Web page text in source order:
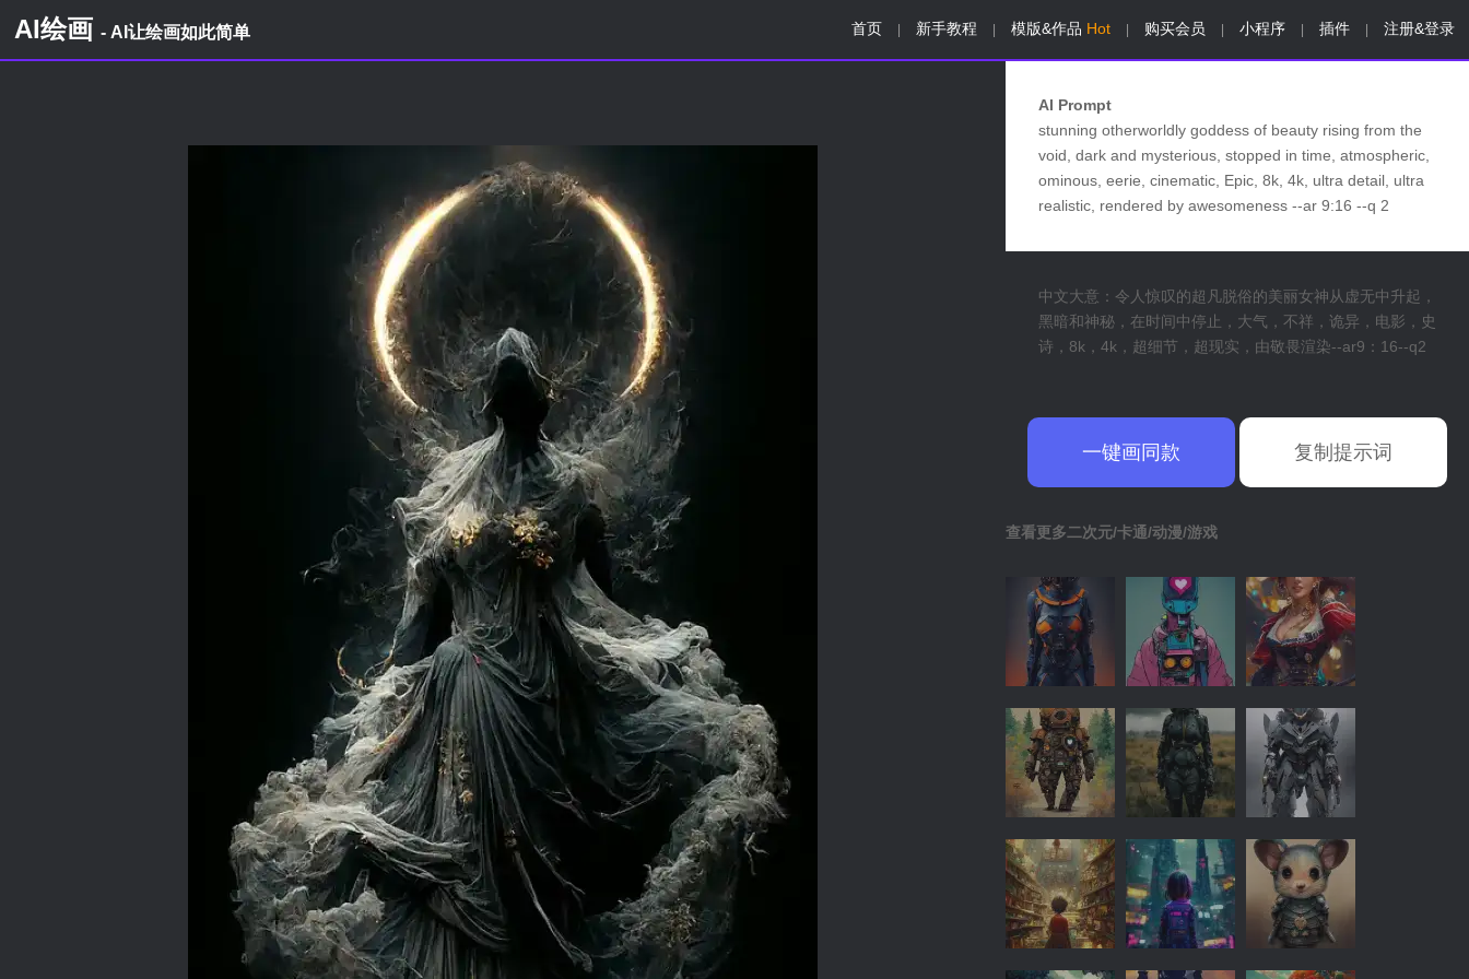
AI绘画 - AI让绘画如此简单 首页 新手教程 模版&作品 Hot 购买会员 小程序 插件 注册&登录
AI Prompt
stunning otherworldly goddess of beauty rising from the
void, dark and mysterious, stopped in time, atmospheric,
ominous, eerie, cinematic, Epic, 8k, 4k, ultra detail, ultra
realistic, rendered by awesomeness --ar 9:16 --q 2
中文大意：令人惊叹的超凡脱俗的美丽女神从虚无中升起，
黑暗和神秘，在时间中停止，大气，不祥，诡异，电影，史
诗，8k，4k，超细节，超现实，由敬畏渲染--ar9：16--q2
一键画同款 复制提示词
查看更多二次元/卡通/动漫/游戏